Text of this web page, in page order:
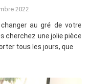
2022
au gré de votre
cherchez une jolie pièce
tous les jours, que